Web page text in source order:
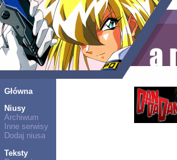
Główna
Niusy
Archiwum
Inne serwisy
Dodaj niusa
Teksty